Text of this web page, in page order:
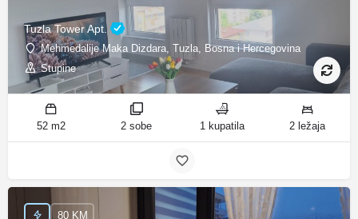
Tuzla Tower Apt.
Mehmedalije Maka Dizdara, Tuzla, Bosna i Hercegovina
Stupine
52 m2 2 sobe 1 kupatila 2 ležaja
80 KM